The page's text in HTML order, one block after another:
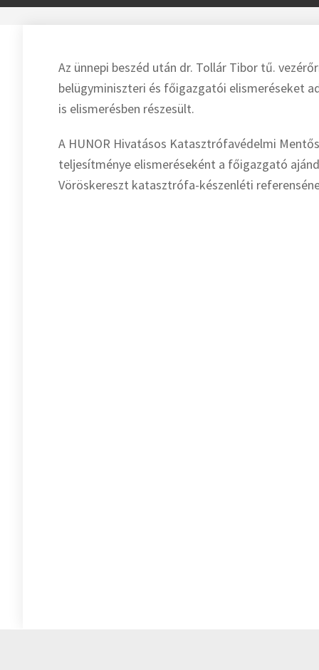
Az ünnepi beszéd után dr. Tollár Tibor tű.
belügyminiszteri és főigazgatói elismeréseket
is elismerésben részesült.
A HUNOR Hivatásos Katasztrófavédelmi
teljesítménye elismeréseként a főigazgató
Vöröskereszt katasztrófa-készenléti